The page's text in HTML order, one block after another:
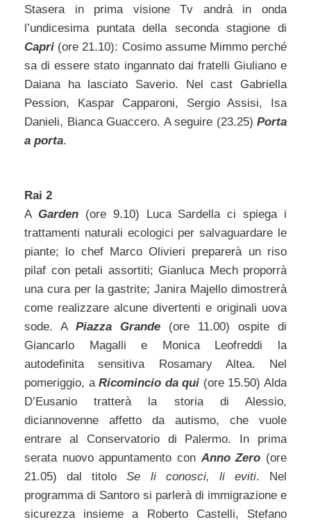
Stasera in prima visione Tv andrà in onda
l’undicesima puntata della seconda stagione di
Capri (ore 21.10): Cosimo assume Mimmo perché
sa di essere stato ingannato dai fratelli Giuliano e
Daiana ha lasciato Saverio. Nel cast Gabriella
Pession, Kaspar Capparoni, Sergio Assisi, Isa
Danieli, Bianca Guaccero. A seguire (23.25) Porta
a porta.
Rai 2
A Garden(ore 9.10) Luca Sardella ci spiega i
trattamenti naturali ecologici per salvaguardare le
piante; lo chef Marco Olivieri preparerà un riso
pilaf con petali assortiti; Gianluca Mech proporrà
una cura per la gastrite; Janira Majello dimostrerà
come realizzare alcune divertenti e originali uova
sode. A Piazza Grande (ore 11.00) ospite di
Giancarlo Magalli e Monica Leofreddi la
autodefinita sensitiva Rosamary Altea. Nel
pomeriggio, aRicomincio da qui (ore 15.50) Alda
D’Eusanio tratterà la storia di Alessio,
diciannovenne affetto da autismo, che vuole
entrare al Conservatorio di Palermo. In prima
serata nuovo appuntamento con Anno Zero (ore
21.05) dal titoloSe li conosci, li eviti. Nel
programma di Santoro si parlerà di immigrazione e
sicurezza insieme a Roberto Castelli, Stefano